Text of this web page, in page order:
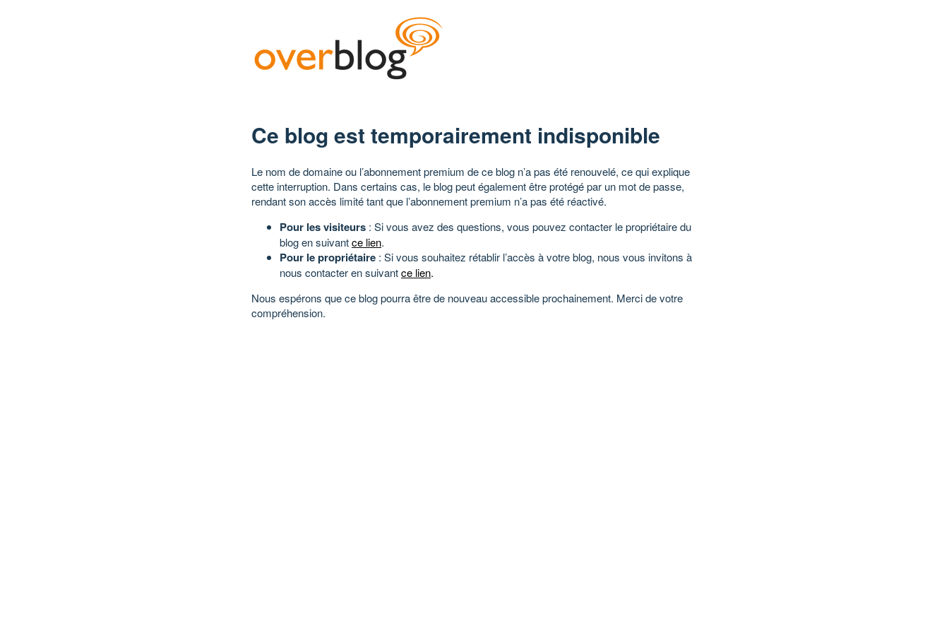
Ce blog est temporairement indisponible
Le nom de domaine ou l’abonnement premium de ce blog n’a pas été renouvelé, ce qui explique
cette interruption. Dans certains cas, le blog peut également être protégé par un mot de passe,
rendant son accès limité tant que l’abonnement premium n’a pas été réactivé.
Pour les visiteurs : Si vous avez des questions, vous pouvez contacter le propriétaire du
blog en suivantce lien.
Pour le propriétaire : Si vous souhaitez rétablir l’accès à votre blog, nous vous invitons à
nous contacter en suivantce lien.
Nous espérons que ce blog pourra être de nouveau accessible prochainement. Merci de votre
compréhension.